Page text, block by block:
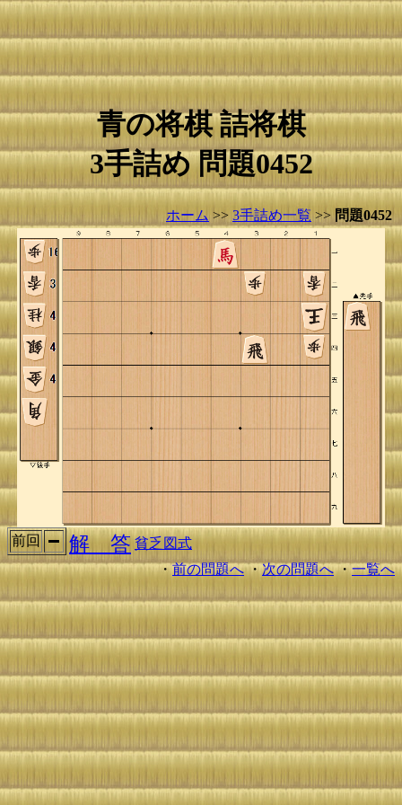
青の将棋 詰将棋
3手詰め 問題0452
ホーム >> 3手詰め一覧 >> 問題0452
前回 解 答 貧乏図式
・前の問題へ・次の問題へ・一覧へ